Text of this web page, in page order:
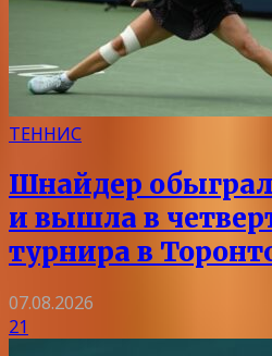
ТЕННИС
Шнайдер
и вышла в
турнира в
07.08.2026
21